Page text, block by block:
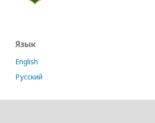
Язык
English
Русский